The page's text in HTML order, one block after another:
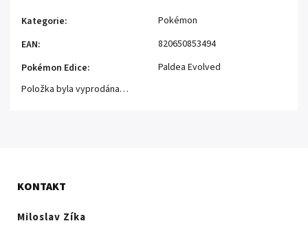
Kategorie:
Pokémon
EAN:
820650853494
Pokémon Edice:
Paldea Evolved
Položka byla vyprodána…
KONTAKT
Miloslav Zíka